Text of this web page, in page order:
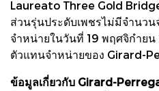
Laureato Three Gold
ส่วนรุ่นประดับเพชรไม่มีจำนวน
จำหน่ายในวันที่ 19 พฤศจิกำย
ตัวแทนจำหน่ายของ Girard-
ข้อมูลเกี่ยวกับ Girard-